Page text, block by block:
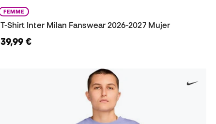
FEMME
T-Shirt Inter Milan Fanswear 2026-2027 Mujer
39,99 €